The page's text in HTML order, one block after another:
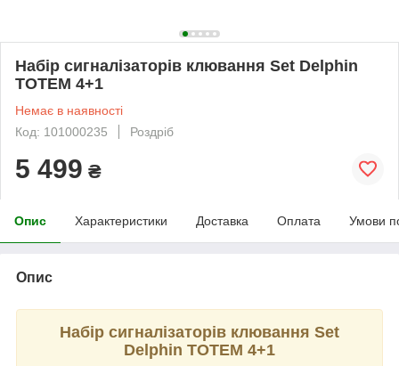
Набір сигналізаторів клювання Set Delphin
TOTEM 4+1
Немає в наявності
Код: 101000235
Роздріб
5 499 ₴
Опис Характеристики Доставка Оплата Умови
Опис
Набір сигналізаторів клювання Set
Delphin TOTEM 4+1